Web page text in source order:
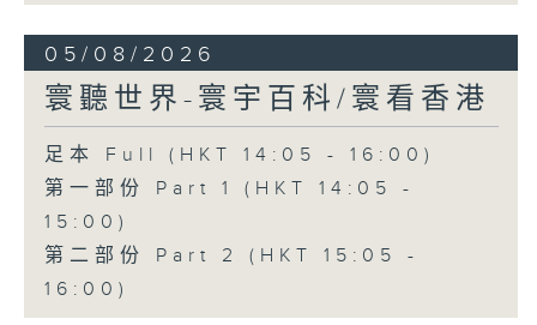
05/08/2026
寰聽世界-寰宇百科/寰看香港
足本 Full (HKT 14:05 - 16:00)
第一部份 Part 1 (HKT 14:05 -
15:00)
第二部份 Part 2 (HKT 15:05 -
16:00)